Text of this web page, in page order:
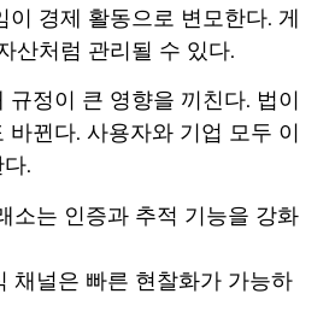
이 경제 활동으로 변모한다. 게
산처럼 관리될 수 있다.
규정이 큰 영향을 끼친다. 법이
바뀐다. 사용자와 기업 모두 이
.
소는 인증과 추적 기능을 강화
채널은 빠른 현찰화가 가능하